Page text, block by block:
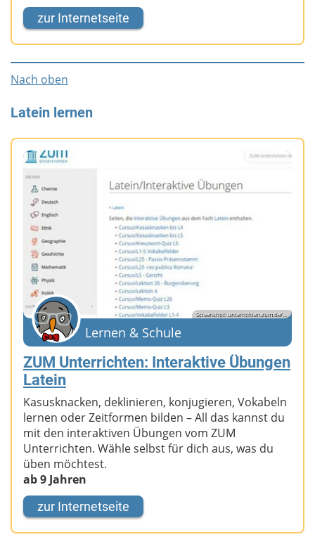
zur Internetseite
Nach oben
Latein lernen
Screenshot: unterrichten.zum.de/...
Lernen & Schule
ZUM Unterrichten: Interaktive Übungen
Latein
Kasusknacken, deklinieren, konjugieren, Vokabeln
lernen oder Zeitformen bilden – All das kannst du
mit den interaktiven Übungen vom ZUM
Unterrichten. Wähle selbst für dich aus, was du
üben möchtest.
ab 9 Jahren
zur Internetseite